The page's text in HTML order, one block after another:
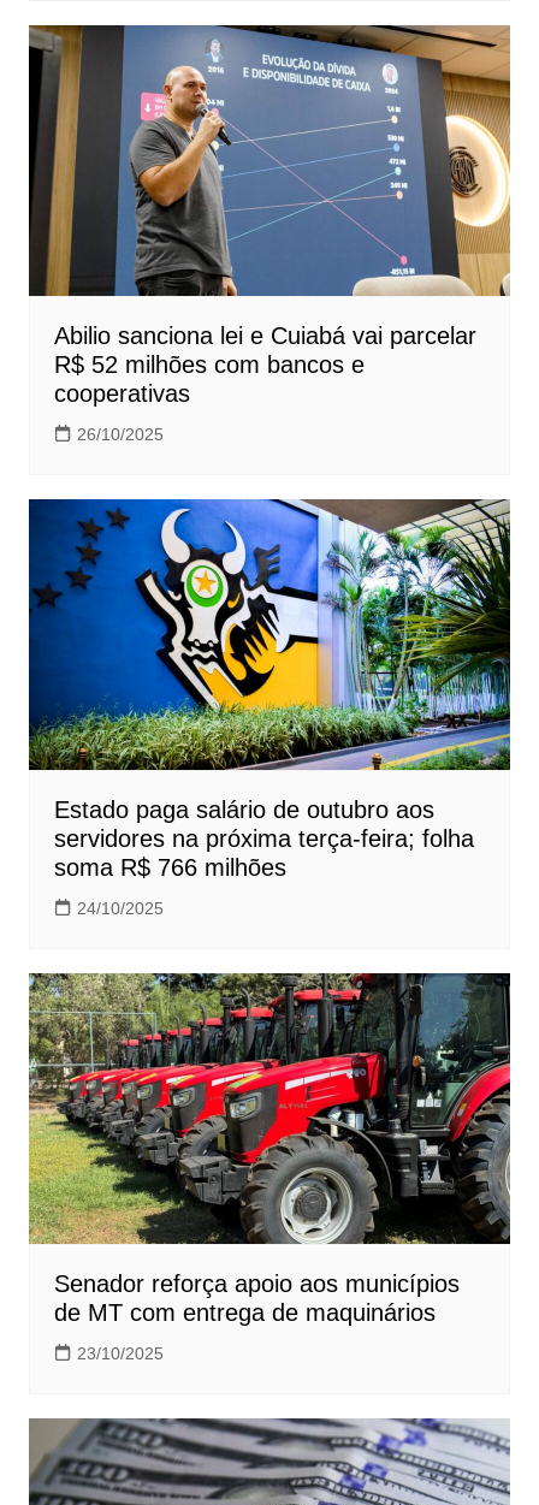
Abilio sanciona lei e Cuiabá vai parcelar
R$ 52 milhões com bancos e
cooperativas
26/10/2025
Estado paga salário de outubro aos
servidores na próxima terça-feira; folha
soma R$ 766 milhões
24/10/2025
Senador reforça apoio aos municípios
de MT com entrega de maquinários
23/10/2025